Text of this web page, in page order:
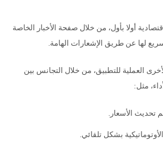
أولا بأول، من خلال صفحة الأخبار الخاصة
لها عن طريق الإشعارات الهامة.
العملية للتطبيق، من خلال التجانس بين
مثل:
تحديث الأسعار.
بشكل تلقائي.